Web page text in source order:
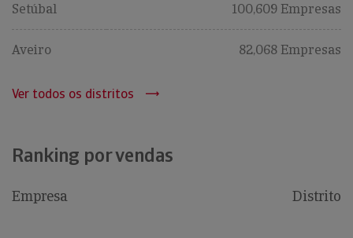
Setúbal 100,609 Empresas
Aveiro 82,068 Empresas
Ver todos os distritos
Ranking por vendas
Empresa Distrito